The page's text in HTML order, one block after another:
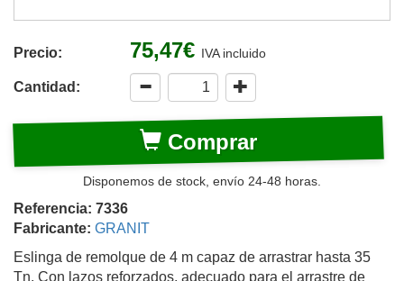
Precio: 75,47€ IVA incluido
Cantidad:
Comprar
Disponemos de stock, envío 24-48 horas.
Referencia: 7336
Fabricante: GRANIT
Eslinga de remolque de 4 m capaz de arrastrar hasta 35
Tn. Con lazos reforzados, adecuado para el arrastre de